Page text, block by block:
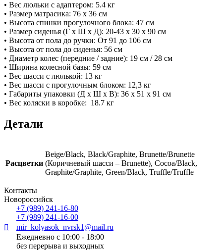
• Вес люльки с адаптером: 5.4 кг
• Размер матрасика: 76 х 36 см
• Высота спинки прогулочного блока: 47 см
• Размер сиденья (Г х Ш х Д): 20-43 х 30 х 90 см
• Высота от пола до ручки: От 91 до 106 см
• Высота от пола до сиденья: 56 см
• Диаметр колес (передние / задние): 19 см / 28 см
• Ширина колесной базы: 59 см
• Вес шасси с люлькой: 13 кг
• Вес шасси с прогулочным блоком: 12,3 кг
• Габариты упаковки (Д х Ш х В): 36 х 51 х 91 см
• Вес коляски в коробке: 18.7 кг
Детали
Расцветки
Beige/Black, Black/Graphite, Brunette/Brunette
(Коричневый шасси – Brunette), Cocoa/Black,
Graphite/Graphite, Green/Black, Truffle/Truffle
Контакты
Новороссийск
+7 (989) 241-16-80
+7 (989) 241-16-00
mir_kolyasok_nvrsk1@mail.ru
Ежедневно с 10:00 - 18:00
без перерыва и выходных